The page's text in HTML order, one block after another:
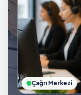
Çağrı Merkezi